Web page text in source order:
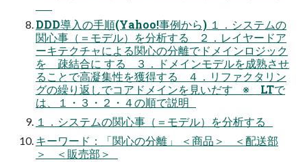
DDD導入の手順(Yahoo!事例から) １．システムの
関心事（＝モデル）を分析する ２．レイヤードア
ーキテクチャによる関心の分離でドメインロジック
を 疎結合に する ３．ドメインモデルを成熟させ
ることで高凝集性を獲得する ４．リファクタリン
グの繰り返しでコアドメインを見いだす ※ LTで
は、１・３・２・４の順で説明
１．システムの関心事（＝モデル）を分析する
キーワード：「関心の分離」 ＜商品＞ ＜配送部
＞ ＜販売部＞